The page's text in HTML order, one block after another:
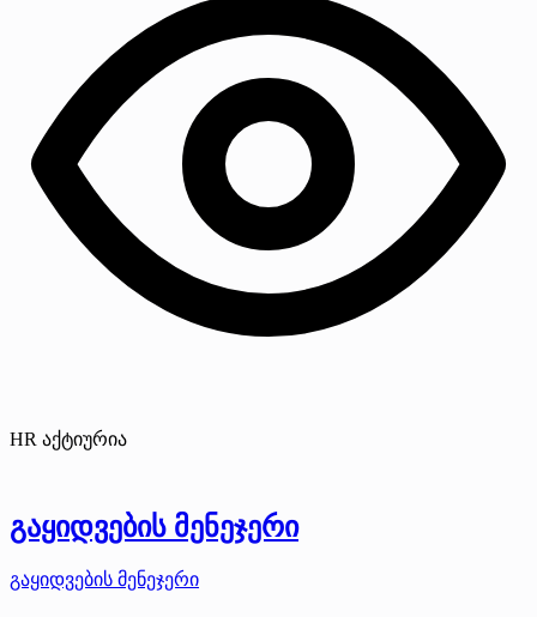
HR აქტიურია
გაყიდვების მენეჯერი
გაყიდვების მენეჯერი